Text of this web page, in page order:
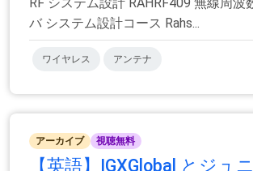
バ システム設計コース Rahs...
ワイヤレス アンテナ
アーカイブ 視聴無料
【英語】IGXGlobal とジュ